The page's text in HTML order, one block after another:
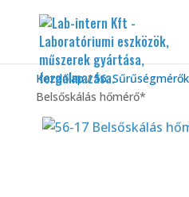
Kezdőlap/56.
Belsőskálás hőmérő*